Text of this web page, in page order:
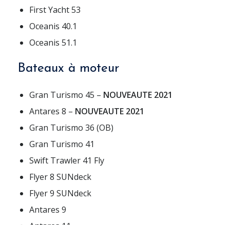
First Yacht 53
Oceanis 40.1
Oceanis 51.1
Bateaux à moteur
Gran Turismo 45 – NOUVEAUTE 2021
Antares 8 – NOUVEAUTE 2021
Gran Turismo 36 (OB)
Gran Turismo 41
Swift Trawler 41 Fly
Flyer 8 SUNdeck
Flyer 9 SUNdeck
Antares 9